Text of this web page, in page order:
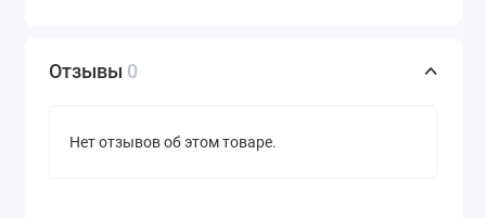
Отзывы 0
Нет отзывов об этом товаре.